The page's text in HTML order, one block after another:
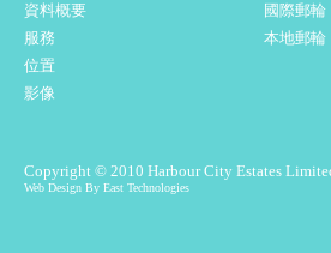
資料概要
服務
位置
影像
國際郵輪
本地郵輪
Copyright © 2010 Harbour City Estates
Web Design By East Technologies